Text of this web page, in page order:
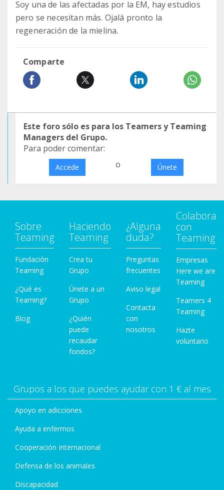
Soy una de las afectadas por la EM, hay estudios
pero se necesitan más. Ojalá pronto la
regeneración de la mielina.
Comparte
Este foro sólo es para los Teamers y Teaming
Managers del Grupo.
Para poder comentar:
Accede o Únete
Sobre
Teaming
Fundación
Teaming
¿Qué es
Teaming?
Blog
Haciendo
Teaming
Crea tu
Grupo
Únete a un
Grupo
¿Quién
puede
recaudar
fondos?
¿Alguna
duda?
Preguntas
frecuentes
Aviso legal
Contacta
con
nosotros
Colabora
con
Teaming
Empresas
Here we are
Teaming
Teamers 4
Teaming
Hazte
voluntario
Grupos a los que puedes ayudar con 1 € al mes
Apoyo en adicciones
Ayuda a enfermos
Cooperación Internacional
Defensa de los animales
Discapacidad